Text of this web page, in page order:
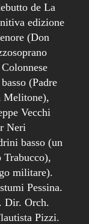
de La
edizione
(Don
(Padre
Melitone),
Vecchi
Neri
basso (un
Trabucco),
militare).
Pessina.
Dir. Orch.
Pizzi.